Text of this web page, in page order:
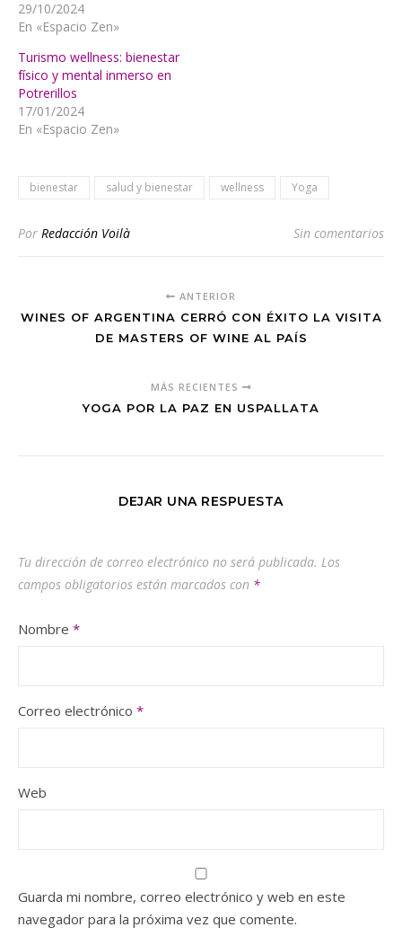
29/10/2024
En «Espacio Zen»
Turismo wellness: bienestar
físico y mental inmerso en
Potrerillos
17/01/2024
En «Espacio Zen»
bienestar salud y bienestar wellness Yoga
Por Redacción Voilà Sin comentarios
ANTERIOR
WINES OF ARGENTINA CERRÓ CON ÉXITO LA VISITA
DE MASTERS OF WINE AL PAÍS
MÁS RECIENTES
YOGA POR LA PAZ EN USPALLATA
DEJAR UNA RESPUESTA
Tu dirección de correo electrónico no será publicada. Los
campos obligatorios están marcados con *
Nombre *
Correo electrónico *
Web
Guarda mi nombre, correo electrónico y web en este
navegador para la próxima vez que comente.